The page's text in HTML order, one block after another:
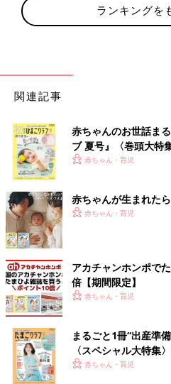
ランキングを
関連記事
赤ちゃんのお世話ま
ブ 夏号』〈巻頭大特
く！ おっぱい・ミル
赤ちゃん・育児
赤ちゃんが生まれた
赤ちゃん・育児
アカチャンホンポで
倍【期間限定】
赤ちゃん・育児
まるごと1冊“出産準
〈スペシャル大特集
赤ちゃん・育児